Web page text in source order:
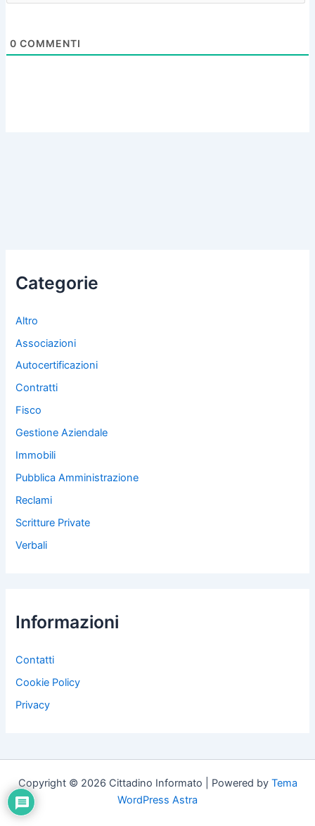
0 COMMENTI
Categorie
Altro
Associazioni
Autocertificazioni
Contratti
Fisco
Gestione Aziendale
Immobili
Pubblica Amministrazione
Reclami
Scritture Private
Verbali
Informazioni
Contatti
Cookie Policy
Privacy
Copyright © 2026 Cittadino Informato | Powered by Tema
WordPress Astra